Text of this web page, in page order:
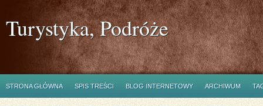
Turystyka, Podróże
STRONA GŁÓWNA SPIS TREŚCI BLOG INTERNETOWY ARCHIWUM